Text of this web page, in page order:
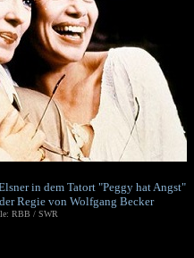
in dem Tatort "Peggy hat Angst"
Regie von Wolfgang Becker
RBB / SWR